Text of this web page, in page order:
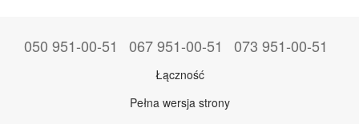
050 951-00-51 067 951-00-51 073 951-00-51
Łączność
Pełna wersja strony